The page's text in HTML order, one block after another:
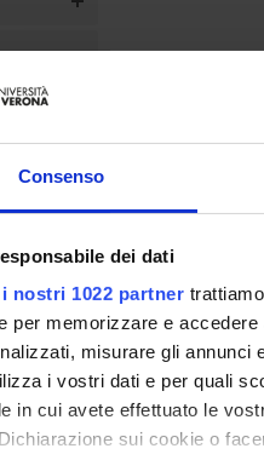
Consenso
dei dati
i nostri 1022 partner
per memorizzare e
misurare gli annunci
i vostri dati e per quali
in cui avete effettuato le
sui cookie o